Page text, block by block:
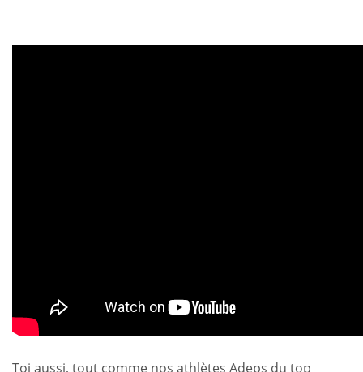
Toi aussi, tout comme nos athlètes Adeps du top